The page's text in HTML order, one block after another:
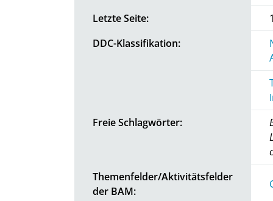
Letzte Seite:
DDC-Klassifikation:
Freie Schlagwörter:
Themenfelder/Aktivitätsfelder
der BAM: